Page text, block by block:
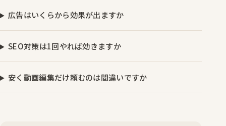
広告はいくらから効果が出ますか
SEO対策は1回やれば効きますか
安く動画編集だけ頼むのは間違いですか